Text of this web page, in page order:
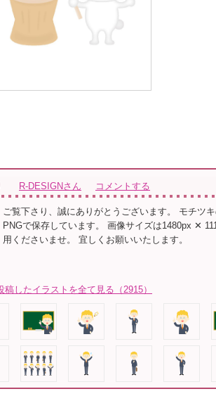
R-DESIGNさん コメントする
ご覧下さり、誠にありがとうございます。 モチツ
PNGで保存しています。 画像サイズは1480px ✕
用くださいませ。 宜しくお願いいたします。
稿したイラストを全て見る（2915）